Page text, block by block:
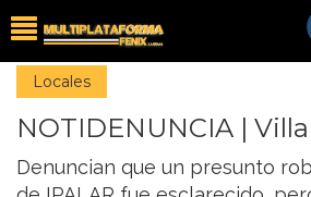
Locales
NOTIDENUNCIA |
Denuncian que un presunto